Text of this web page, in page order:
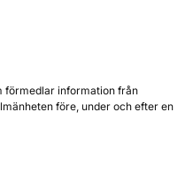
förmedlar information från
före, under och efter en